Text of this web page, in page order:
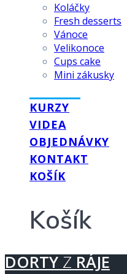
Koláčky
Fresh desserts
Vánoce
Velikonoce
Cups cake
Mini zákusky
KURZY
VIDEA
OBJEDNÁVKY
KONTAKT
KOŠÍK
Košík
DORTY Z RÁJE